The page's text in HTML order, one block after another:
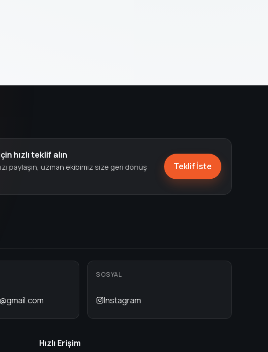
hızlı teklif alın
paylaşın, uzman ekibimiz size geri dönüş
Teklif İste
SOSYAL
Instagram
Hızlı Erişim